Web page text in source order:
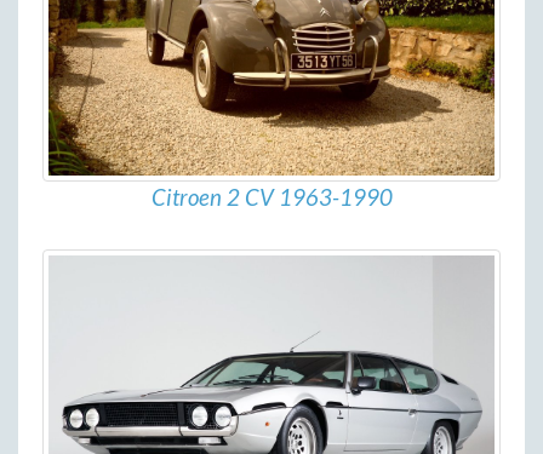
Citroen 2 CV 1963-1990